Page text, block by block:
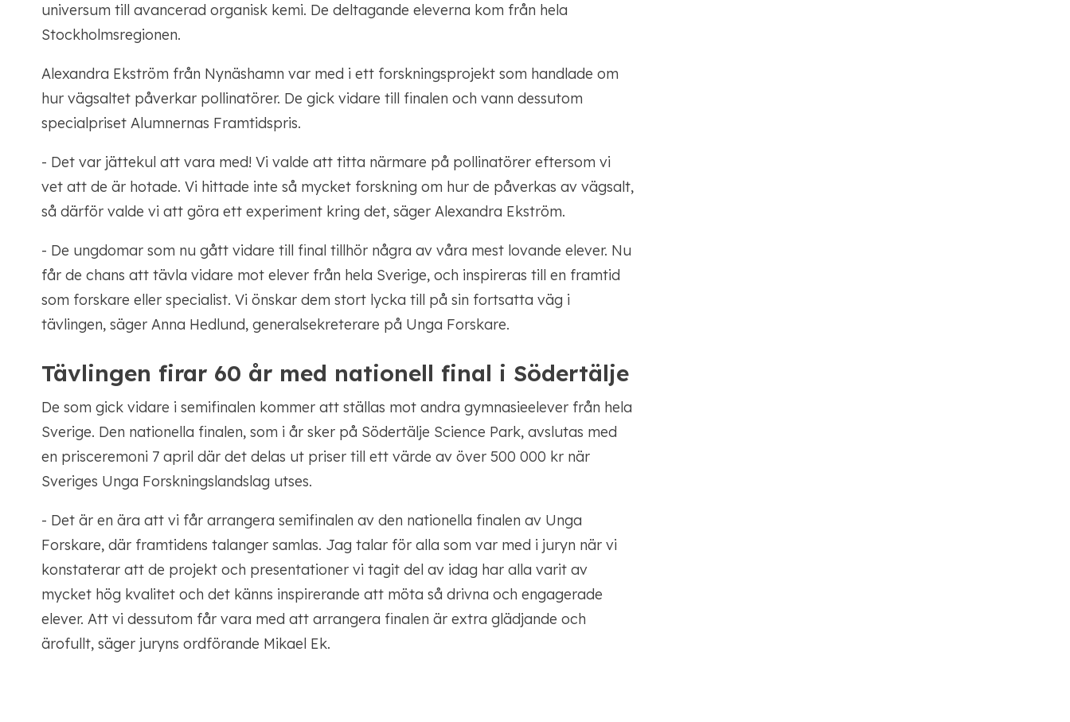
universum till avancerad organisk kemi. De deltagande eleverna kom från hela
Stockholmsregionen.
Alexandra Ekström från Nynäshamn var med i ett forskningsprojekt som handlade om
hur vägsaltet påverkar pollinatörer. De gick vidare till finalen och vann dessutom
specialpriset Alumnernas Framtidspris.
- Det var jättekul att vara med! Vi valde att titta närmare på pollinatörer eftersom vi
vet att de är hotade. Vi hittade inte så mycket forskning om hur de påverkas av vägsalt,
så därför valde vi att göra ett experiment kring det, säger Alexandra Ekström.
- De ungdomar som nu gått vidare till final tillhör några av våra mest lovande elever. Nu
får de chans att tävla vidare mot elever från hela Sverige, och inspireras till en framtid
som forskare eller specialist. Vi önskar dem stort lycka till på sin fortsatta väg i
tävlingen, säger Anna Hedlund, generalsekreterare på Unga Forskare.
Tävlingen firar 60 år med nationell final i Södertälje
De som gick vidare i semifinalen kommer att ställas mot andra gymnasieelever från hela
Sverige. Den nationella finalen, som i år sker på Södertälje Science Park, avslutas med
en prisceremoni 7 april där det delas ut priser till ett värde av över 500 000 kr när
Sveriges Unga Forskningslandslag utses.
- Det är en ära att vi får arrangera semifinalen av den nationella finalen av Unga
Forskare, där framtidens talanger samlas. Jag talar för alla som var med i juryn när vi
konstaterar att de projekt och presentationer vi tagit del av idag har alla varit av
mycket hög kvalitet och det känns inspirerande att möta så drivna och engagerade
elever. Att vi dessutom får vara med att arrangera finalen är extra glädjande och
ärofullt, säger juryns ordförande Mikael Ek.